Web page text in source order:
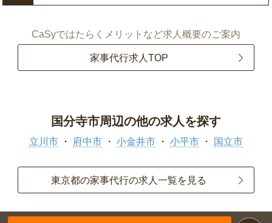
CaSyではたらくメリットなど求人概要のご案内
家事代行求人TOP
国分寺市周辺の他の求人を探す
立川市 府中市 小金井市 小平市 国立市
東京都の家事代行の求人一覧を見る